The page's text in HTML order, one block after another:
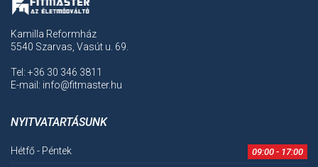
Kamilla Reformház
5540 Szarvas, Vasút u. 69.
Tel: +36 30 346 3811
E-mail: info@fitmaster.hu
NYITVATARTÁSUNK
Hétfő - Péntek 09:00 - 17:00